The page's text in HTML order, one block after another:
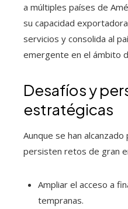
a múltiples países de
su capacidad
servicios y consolida al
emergente en el ámbito
Desafíos y
estratégicas
Aunque se han
persisten retos de gran
Ampliar el acceso a
tempranas.